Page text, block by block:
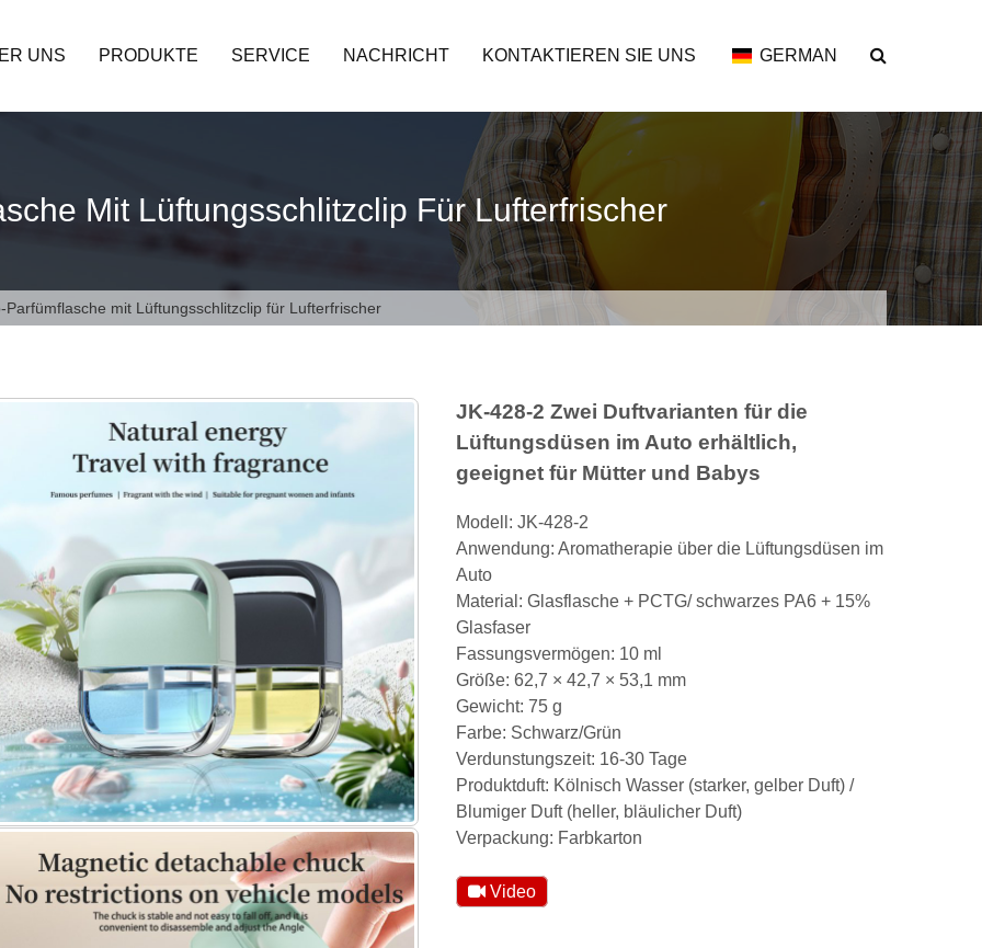
UNS PRODUKTE SERVICE NACHRICHT KONTAKTIEREN SIE UNS GERMAN
Mit Lüftungsschlitzclip Für Lufterfrischer
Parfümflasche mit Lüftungsschlitzclip für Lufterfrischer
JK-428-2 Zwei Duftvarianten für die
Lüftungsdüsen im Auto erhältlich,
geeignet für Mütter und Babys
Modell: JK-428-2
Anwendung: Aromatherapie über die Lüftungsdüsen im
Auto
Material: Glasflasche + PCTG/ schwarzes PA6 + 15%
Glasfaser
Fassungsvermögen: 10 ml
Größe: 62,7 × 42,7 × 53,1 mm
Gewicht: 75 g
Farbe: Schwarz/Grün
Verdunstungszeit: 16-30 Tage
Produktduft: Kölnisch Wasser (starker, gelber Duft) /
Blumiger Duft (heller, bläulicher Duft)
Verpackung: Farbkarton
Video